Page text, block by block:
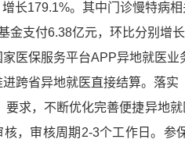
长179.1%。其中门诊慢特病
金支付6.38亿元，环比分别增
家医保服务平台APP异地就医
进跨省异地就医直接结算。落
要求，不断优化完善便捷异地
核，审核周期2-3个工作日。参